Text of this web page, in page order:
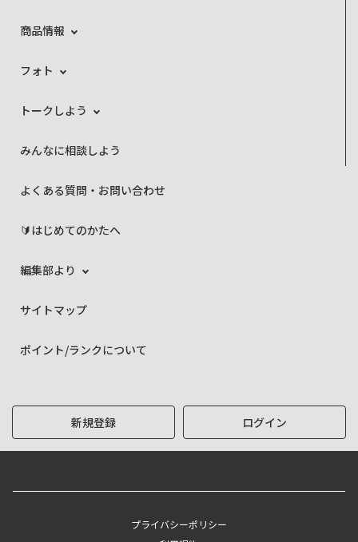
商品情報
フォト
トークしよう
みんなに相談しよう
よくある質問・お問い合わせ
🔰はじめてのかたへ
編集部より
サイトマップ
ポイント/ランクについて
新規登録 ログイン
プライバシーポリシー